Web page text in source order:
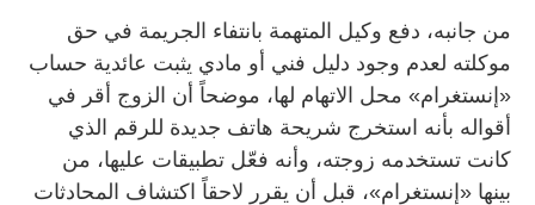
من جانبه، دفع وكيل المتهمة بانتفاء الجريمة في حق
موكلته لعدم وجود دليل فني أو مادي يثبت عائدية حساب
«إنستغرام» محل الاتهام لها، موضحاً أن الزوج أقر في
أقواله بأنه استخرج شريحة هاتف جديدة للرقم الذي
كانت تستخدمه زوجته، وأنه فعّل تطبيقات عليها، من
بينها «إنستغرام»، قبل أن يقرر لاحقاً اكتشاف المحادثات